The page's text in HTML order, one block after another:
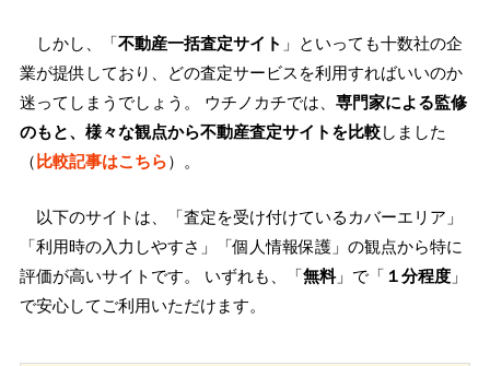
しかし、「不動産一括査定サイト 」といっても十数社の企
業が提供しており、どの査定サービスを利用すればいいのか
迷ってしまうでしょう。 ウチノカチでは、 専門家による監修
のもと、様々な観点から不動産査定サイトを比較しました
（比較記事はこちら）。
以下のサイトは、「査定を受け付けているカバーエリア」
「利用時の入力しやすさ」「個人情報保護」の観点から特に
評価が高いサイトです。 いずれも、「無料」で「 １分程度 」
で安心してご利用いただけます。